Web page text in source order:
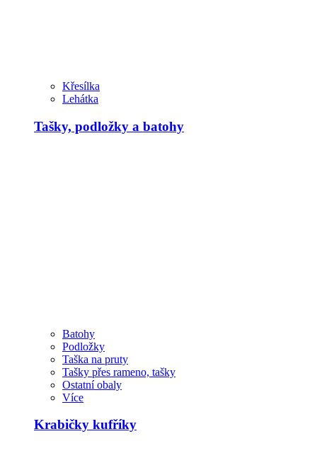
Křesílka
Lehátka
Tašky, podložky a batohy
Batohy
Podložky
Taška na pruty
Tašky přes rameno, tašky
Ostatní obaly
Více
Krabičky kufříky